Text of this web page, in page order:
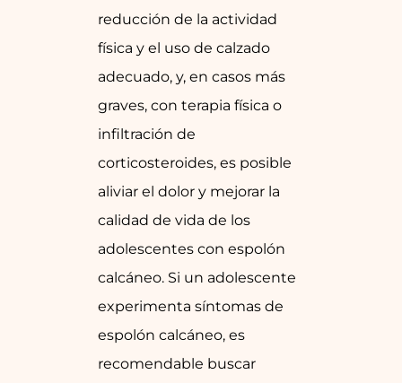
reducción de la actividad
física y el uso de calzado
adecuado, y, en casos más
graves, con terapia física o
infiltración de
corticosteroides, es posible
aliviar el dolor y mejorar la
calidad de vida de los
adolescentes con espolón
calcáneo. Si un adolescente
experimenta síntomas de
espolón calcáneo, es
recomendable buscar